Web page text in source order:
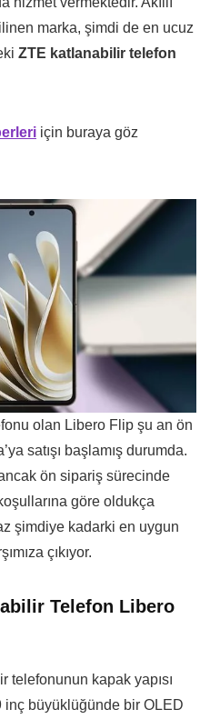
marka, şimdi de en ucuz
ZTE katlanabilir telefon
için buraya göz
olan Libero Flip şu an ön
satışı başlamış durumda.
ön sipariş sürecinde
göre oldukça
şimdiye kadarki en uygun
çıkıyor.
Telefon Libero
telefonunun kapak yapısı
inç büyüklüğünde bir OLED